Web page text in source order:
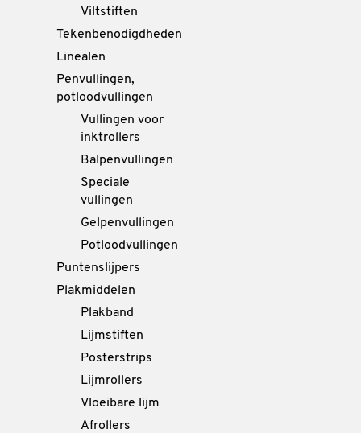
Viltstiften
Tekenbenodigdheden
Linealen
Penvullingen,
potloodvullingen
Vullingen voor
inktrollers
Balpenvullingen
Speciale
vullingen
Gelpenvullingen
Potloodvullingen
Puntenslijpers
Plakmiddelen
Plakband
Lijmstiften
Posterstrips
Lijmrollers
Vloeibare lijm
Afrollers